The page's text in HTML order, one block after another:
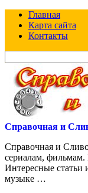
Главная
Карта сайта
Контакты
для:
Справочная и
Справочная и
сериалам, фильмам.
Интересные статьи
музыке …